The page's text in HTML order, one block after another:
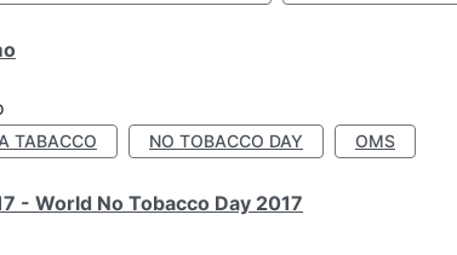
TABACCO NO TOBACCO DAY OMS
- World No Tobacco Day 2017